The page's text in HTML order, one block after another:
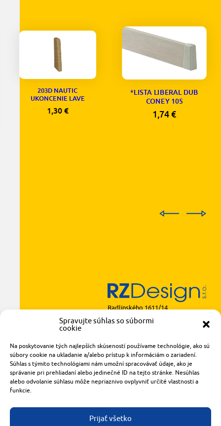
Spravujte súhlas so súbormi
cookie
Na poskytovanie tých najlepších skúseností používame technológie, ako sú
súbory cookie na ukladanie a/alebo prístup k informáciám o zariadení.
Súhlas s týmito technológiami nám umožní spracovávať údaje, ako je
správanie pri prehliadaní alebo jedinečné ID na tejto stránke. Nesúhlas
alebo odvolanie súhlasu môže nepriaznivo ovplyvniť určité vlastnosti a
funkcie.
Prijať všetko
203D NAUTIC
UKONCENIE LAVE
1,30 €
*LISTA LIBERAL DUB
CONEY 105
1,74€
Radlinského 1611/14
921 01 Piešťany
made with
bytomashalo.com